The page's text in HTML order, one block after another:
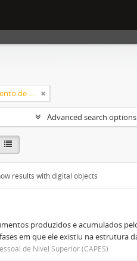
Coordenação de Aperfeiçoamento de Pessoal de Nível Superior (CAPES)
Advanced search options
results with digital objects
produzidos e acumulados
em que ele existiu na estrutura
de Nível Superior (CAPES)